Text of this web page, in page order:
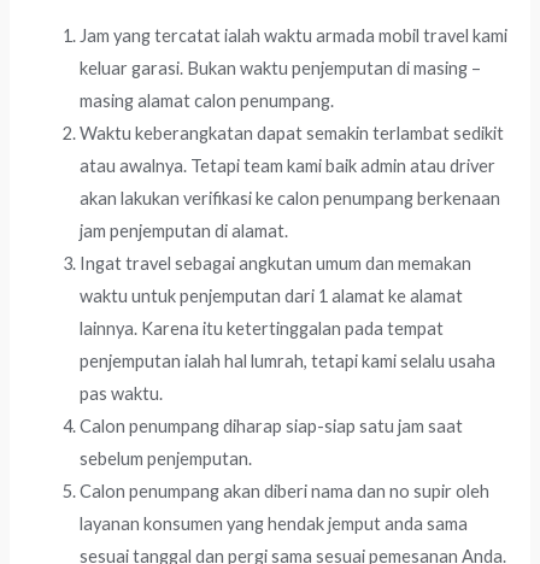
Jam yang tercatat ialah waktu armada mobil travel kami
keluar garasi. Bukan waktu penjemputan di masing –
masing alamat calon penumpang.
Waktu keberangkatan dapat semakin terlambat sedikit
atau awalnya. Tetapi team kami baik admin atau driver
akan lakukan verifikasi ke calon penumpang berkenaan
jam penjemputan di alamat.
Ingat travel sebagai angkutan umum dan memakan
waktu untuk penjemputan dari 1 alamat ke alamat
lainnya. Karena itu ketertinggalan pada tempat
penjemputan ialah hal lumrah, tetapi kami selalu usaha
pas waktu.
Calon penumpang diharap siap-siap satu jam saat
sebelum penjemputan.
Calon penumpang akan diberi nama dan no supir oleh
layanan konsumen yang hendak jemput anda sama
sesuai tanggal dan pergi sama sesuai pemesanan Anda.